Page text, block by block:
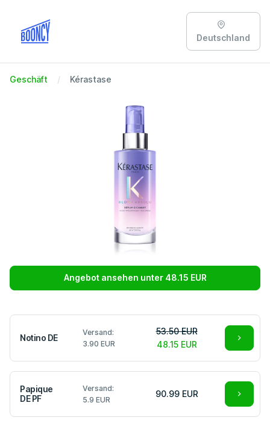
Deutschland
Geschäft Kérastase
Angebot ansehen unter 48.15 EUR
Notino DE
Versand:
3.90 EUR
53.50 EUR
48.15 EUR
Papique
DE PF
Versand:
5.9 EUR
90.99 EUR